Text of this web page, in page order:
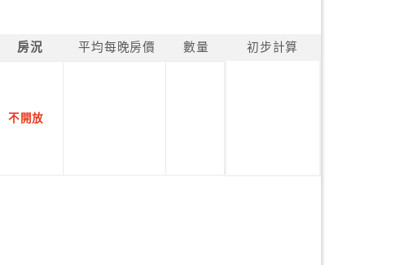
房況 平均每晚房價 數量 初步計算
不開放